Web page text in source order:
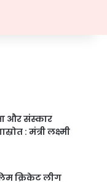
और संस्कार
: मंत्री लक्ष्मी
क्रिकेट लीग